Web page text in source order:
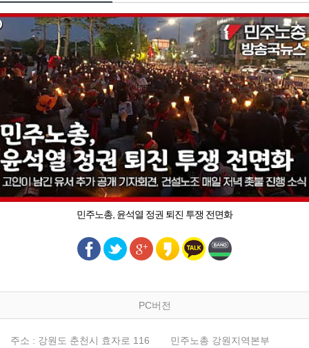
민주노총, 윤석열 정권 퇴진 투쟁 전면화
PC버전
주소 : 강원도 춘천시 효자로 116 민주노총 강원지역본부